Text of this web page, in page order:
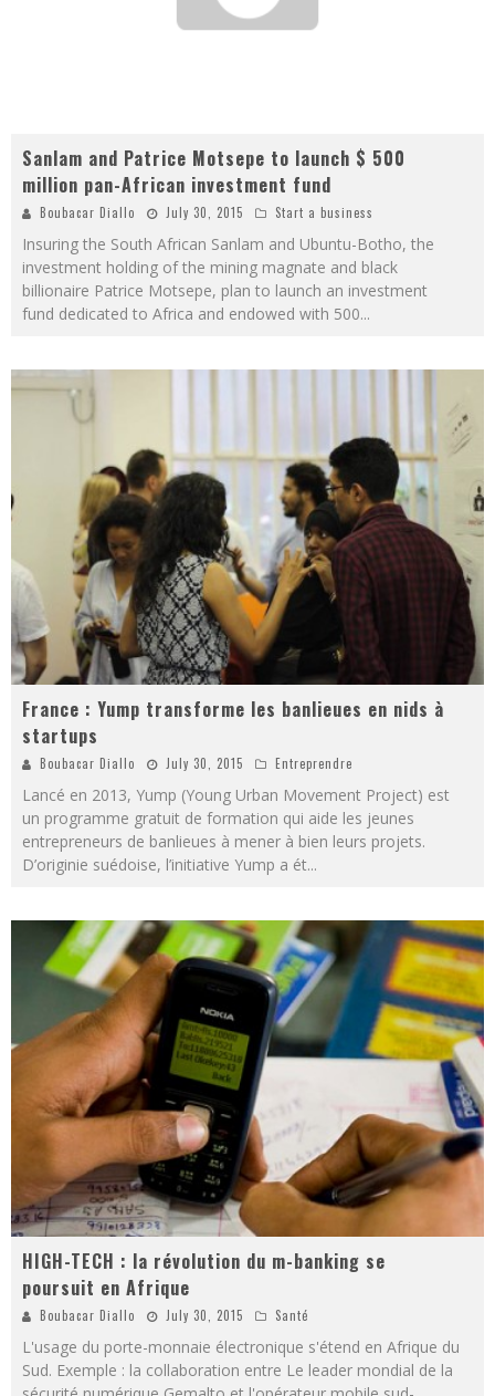
Sanlam and Patrice Motsepe to launch $ 500
million pan-African investment fund
Boubacar Diallo July 30, 2015 Start a business
Insuring the South African Sanlam and Ubuntu-Botho, the
investment holding of the mining magnate and black
billionaire Patrice Motsepe, plan to launch an investment
fund dedicated to Africa and endowed with 500...
France : Yump transforme les banlieues en nids à
startups
Boubacar Diallo July 30, 2015 Entreprendre
Lancé en 2013, Yump (Young Urban Movement Project) est
un programme gratuit de formation qui aide les jeunes
entrepreneurs de banlieues à mener à bien leurs projets.
D’originie suédoise, l’initiative Yump a ét...
HIGH-TECH : la révolution du m-banking se
poursuit en Afrique
Boubacar Diallo July 30, 2015 Santé
L'usage du porte-monnaie électronique s'étend en Afrique du
Sud. Exemple : la collaboration entre Le leader mondial de la